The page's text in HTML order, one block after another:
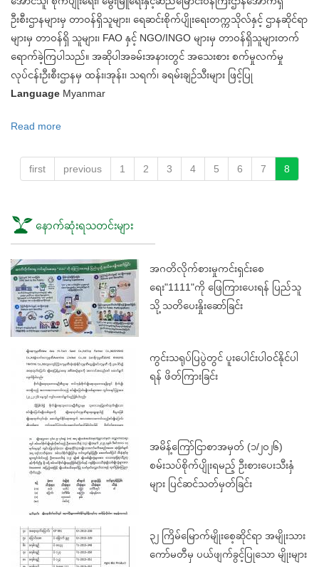
ဦးစီးဌာနများမှ တာဝန်ရှိသူများ၊ ရေဆင်းစိုက်ပျိုးရေးတက္ကသိုလ်နှင့် ဌာနဆိုင်ရာ
များမှ တာဝန်ရှိ သူများ၊ FAO နှင့် NGO/INGO များမှ တာဝန်ရှိသူများတက်
ရောက်ခဲ့ကြပါသည်။ အဆိုပါအခမ်းအနားတွင် အသေးစား စက်မှုလက်မှု
လုပ်ငန်းဦးစီးဌာနမှ ထန်း၊အုန်း၊ သရက်၊ ခရမ်းချဉ်သီးများ ဖြင့်ပြု
Language Myanmar
Read more
ဘာ့
နေ့
(World
Day)
first previous 1 2 3 4 5 6 7 8
နောက်ဆုံးရသတင်းများ
အဂတိလိုက်စားမှုကင်းရှင်းစေ
ရေး"1111"ကို ဖြေကြားပေးရန် ပြည်သူ
သို့ သတိပေးနှိုးဆော်ခြင်း
ကွင်းသရုပ်ပြပွဲတွင် ပူးပေါင်းပါဝင်နိုင်ပါ
ရန် ဖိတ်ကြားခြင်း
အမိန့်ကြော်ငြာစာအမှတ် (၁/၂၀၂၆)
စမ်းသပ်စိုက်ပျိုးရမည့် ဦးစားပေးသီးနှံ
များ ပြင်ဆင်သတ်မှတ်ခြင်း
၃၂ ကြိမ်မြောက်မျိုးစေ့ဆိုင်ရာ အမျိုးသား
ကော်မတီမှ ပယ်ဖျက်ခွင့်ပြုသော မျိုးများ